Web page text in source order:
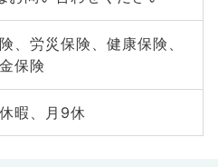
、労災保険、健康保険、
保険
暇、月9休